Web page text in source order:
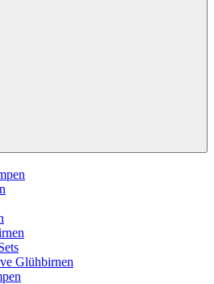
Glühbirnen